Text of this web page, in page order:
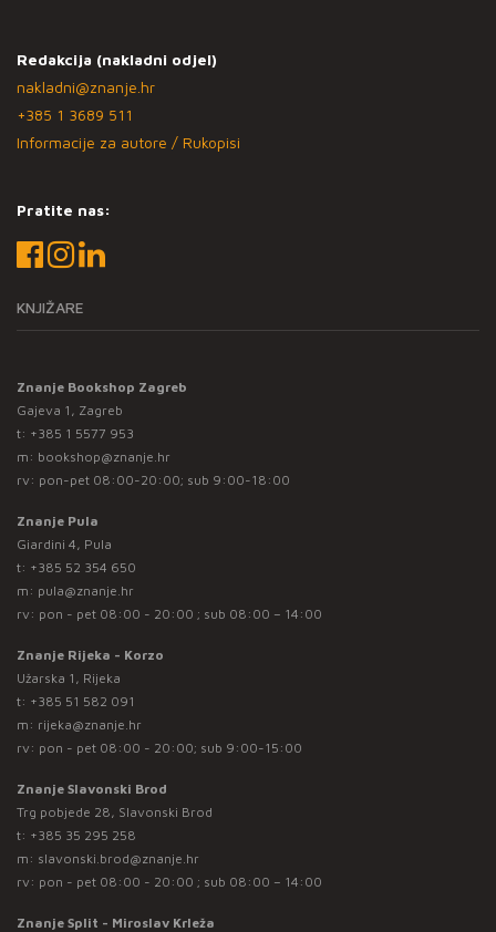
Redakcija (nakladni odjel)
nakladni@znanje.hr
+385 1 3689 511
Informacije za autore / Rukopisi
Pratite nas:
KNJIŽARE
Znanje Bookshop Zagreb
Gajeva 1, Zagreb
t: +385 1 5577 953
m: bookshop@znanje.hr
rv: pon-pet 08:00-20:00; sub 9:00-18:00
Znanje Pula
Giardini 4, Pula
t: +385 52 354 650
m: pula@znanje.hr
rv: pon - pet 08:00 - 20:00 ; sub 08:00 – 14:00
Znanje Rijeka - Korzo
Užarska 1, Rijeka
t: +385 51 582 091
m: rijeka@znanje.hr
rv: pon - pet 08:00 - 20:00; sub 9:00-15:00
Znanje Slavonski Brod
Trg pobjede 28, Slavonski Brod
t: +385 35 295 258
m: slavonski.brod@znanje.hr
rv: pon - pet 08:00 - 20:00 ; sub 08:00 – 14:00
Znanje Split - Miroslav Krleža